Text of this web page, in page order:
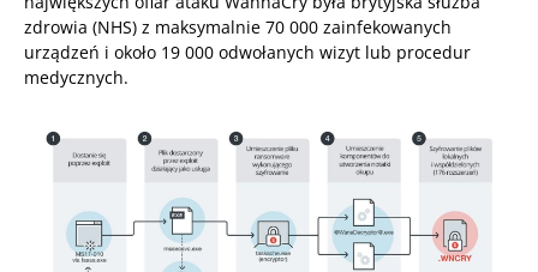
zdrowia (NHS) z maksymalnie 70 000 zainfekowanych
urządzeń i około 19 000 odwołanych wizyt lub procedur
medycznych.